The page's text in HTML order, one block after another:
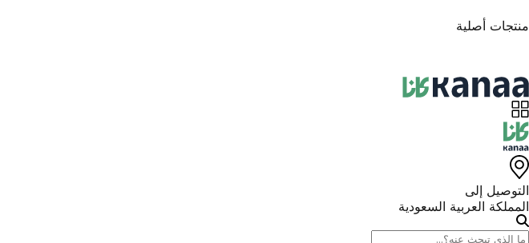
منتجات أصلية
التوصيل إلى
المملكة العربية السعودية